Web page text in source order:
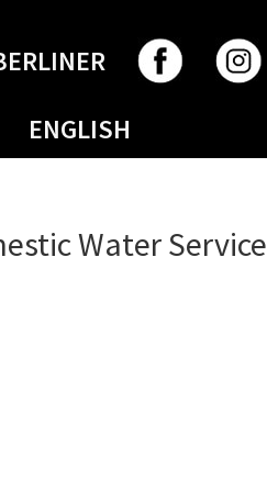
ENGLISH
Water Service